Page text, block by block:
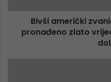
Bivši američki
pronađeno zlato